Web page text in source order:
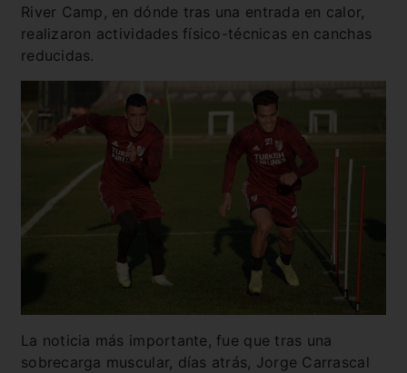
River Camp, en dónde tras una entrada en calor,
realizaron actividades físico-técnicas en canchas
reducidas.
La noticia más importante, fue que tras una
sobrecarga muscular, días atrás, Jorge Carrascal